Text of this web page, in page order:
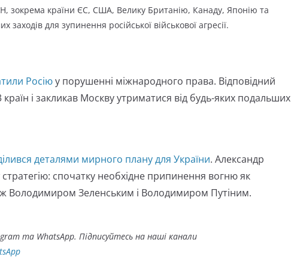
зокрема країни ЄС, США, Велику Британію, Канаду, Японію та
заходів для зупинення російської військової агресії.
Росіюу порушенні міжнародного права. Відповідний
і закликав Москву утриматися від будь-яких подальших
деталями мирного плану для України. Александр
спочатку необхідне припинення вогню як
Володимиром Зеленським і Володимиром Путіним.
та WhatsApp. Підписуйтесь на наші канали